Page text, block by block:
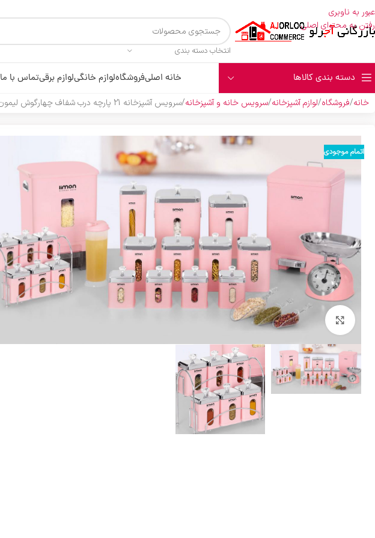
عبور به ناوبری
رفتن به محتوای اصلی
انتخاب دسته بندی
دسته بندی کالاها خانه اصلیفروشگاهلوازم خانگیلوازم برقیتماس با ما
خانه فروشگاه لوازم آشپزخانه سرویس خانه و آشپزخانه سرويس آشپزخانه 21 پارچه درب شفاف چهارگوش ليمون صورتي پاستيلي
اتمام موجودی
بزرگنمایی تصویر